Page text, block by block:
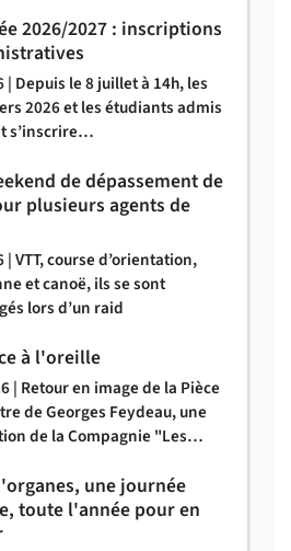
2026/2027 : inscriptions
| Depuis le 8 juillet à 14h, les
2026 et les étudiants admis
s’inscrire…
de dépassement de
plusieurs agents de
| VTT, course d’orientation,
et canoë, ils se sont
lors d’un raid
à l'oreille
| Retour en image de la Pièce
de Georges Feydeau, une
de la Compagnie "Les…
une journée
toute l'année pour en